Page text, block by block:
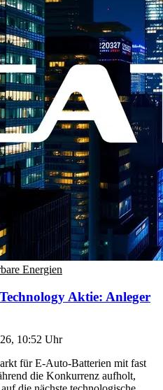
Energien
Aktie: Anleger
10:52 Uhr
für E-Auto-Batterien mit fast
die Konkurrenz aufholt,